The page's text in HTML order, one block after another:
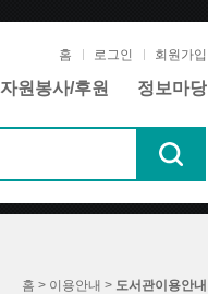
홈 로그인 회원가입
자원봉사/후원 정보마당
홈 > 이용안내 > 도서관이용안내